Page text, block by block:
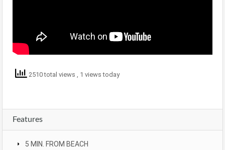
2510 total views , 1 views today
Features
5 MIN. FROM BEACH